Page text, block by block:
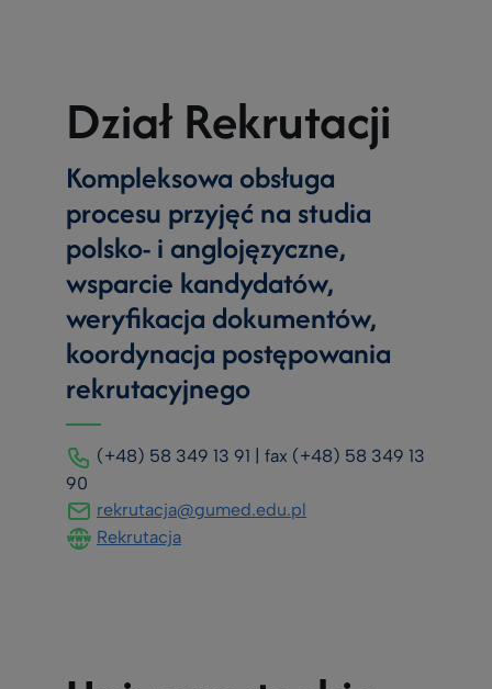
Dział Rekrutacji
Kompleksowa obsługa
procesu przyjęć na studia
polsko- i anglojęzyczne,
wsparcie kandydatów,
weryfikacja dokumentów,
koordynacja postępowania
rekrutacyjnego
(+48) 58 349 13 91 | fax (+48) 58 349 13
90
rekrutacja@gumed.edu.pl
Rekrutacja